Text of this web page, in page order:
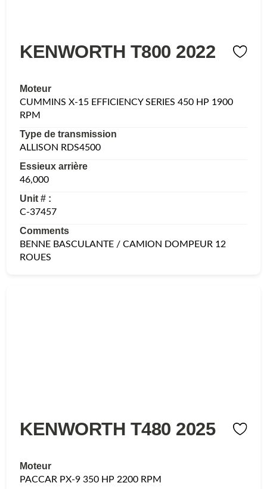
KENWORTH T800 2022
Moteur
CUMMINS X-15 EFFICIENCY SERIES 450 HP 1900
RPM
Type de transmission
ALLISON RDS4500
Essieux arrière
46,000
Unit # :
C-37457
Comments
BENNE BASCULANTE / CAMION DOMPEUR 12
ROUES
KENWORTH T480 2025
Moteur
PACCAR PX-9 350 HP 2200 RPM